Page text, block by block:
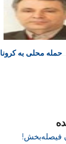
حمله محلی به کرونا
فیصله‌بخش!